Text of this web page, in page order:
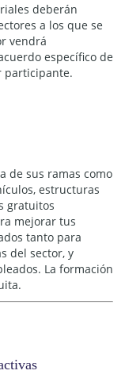
deberán
a los que se
vendrá
específico de
participante.
de sus ramas como
estructuras
gratuitos
mejorar tus
tanto para
del sector, y
La formación